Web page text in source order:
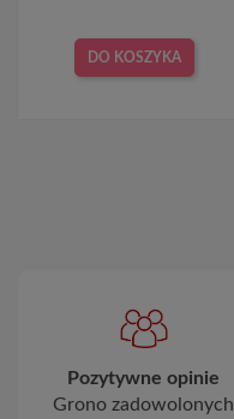
DO KOSZYKA
Pozytywne opinie
Grono zadowolonych